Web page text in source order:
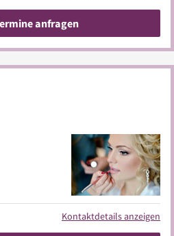
anfragen
Kontaktdetails anzeigen